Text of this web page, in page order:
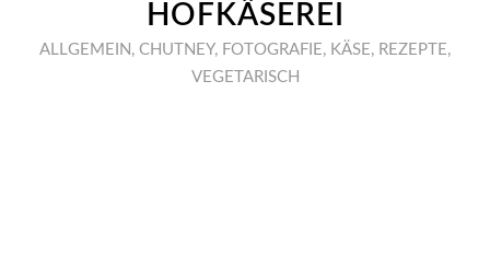
HOFKÄSEREI
ALLGEMEIN , CHUTNEY, FOTOGRAFIE, KÄSE, REZEPTE,
VEGETARISCH